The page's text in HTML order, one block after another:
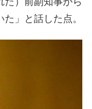
」と話した点。